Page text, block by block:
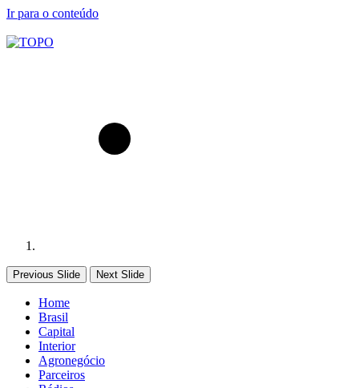
Ir para o conteúdo
Previous Slide Next Slide
Home
Brasil
Capital
Interior
Agronegócio
Parceiros